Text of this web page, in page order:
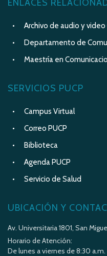
ENLACES
Archivo de audio y
Departamento de
Maestría en
SERVICIOS PUCP
Campus Virtual
Correo PUCP
Biblioteca
Agenda PUCP
Servicio de Salud
UBICACIÓN Y
Av. Universitaria 1801, San
Horario de Atención:
De lunes a viernes de 8:30